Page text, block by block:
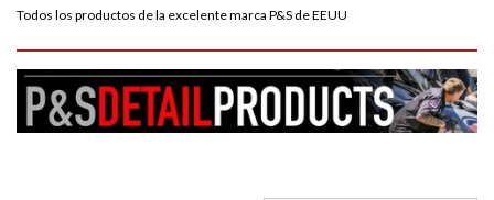
Todos los productos de la excelente marca P&S de EEUU